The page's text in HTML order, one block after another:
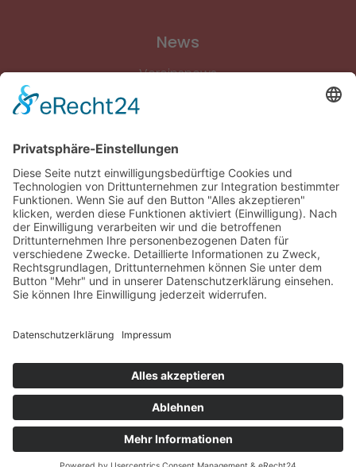
News
Vereinsnews
Gymnastik & Aerobic
Tischtennis
Footvolley
Sonstiges
Download-Bereich
Datenschutz
Copyright © 2026 by
Rot-Weiß Schönow Website
Designed with
byrevilodesign.de